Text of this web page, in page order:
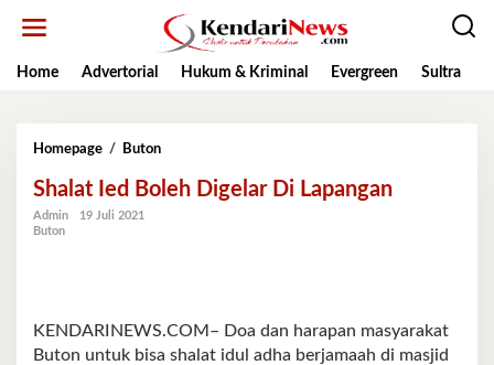
Home
Advertorial Hukum & Kriminal Evergreen Sultra
Homepage / ButonShalat
Boleh
Shalat Ied Boleh Digelar Di Lapangan
Admin
19 Juli 2021
Buton
KENDARINEWS.COM– Doa dan harapan masyarakat
Buton untuk bisa shalat idul adha berjamaah di masjid